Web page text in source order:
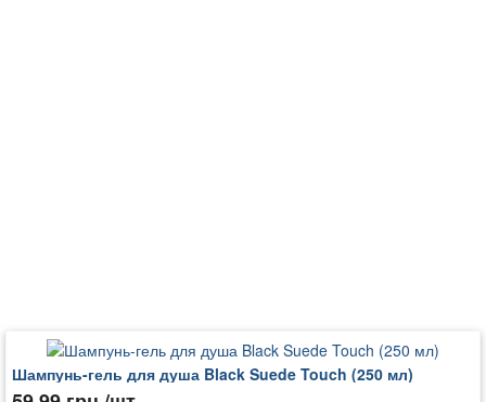
Шампунь-гель для душа Black Suede Touch (250 мл)